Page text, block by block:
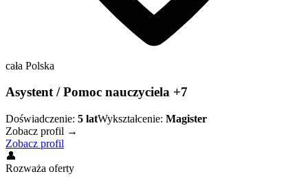
cała Polska
Asystent / Pomoc nauczyciela +7
Doświadczenie: 5 latWykształcenie: Magister
Zobacz profil →
Zobacz profil
👤
Rozważa oferty